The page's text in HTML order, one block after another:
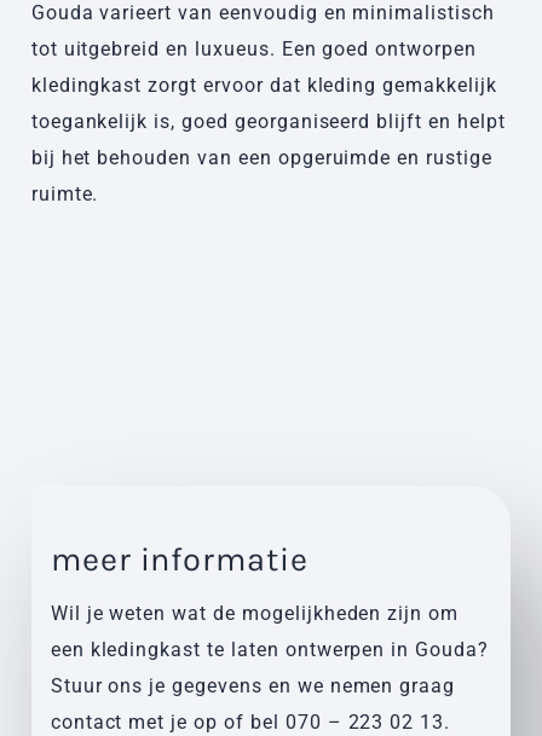
Gouda varieert van eenvoudig en minimalistisch
tot uitgebreid en luxueus. Een goed ontworpen
kledingkast zorgt ervoor dat kleding gemakkelijk
toegankelijk is, goed georganiseerd blijft en helpt
bij het behouden van een opgeruimde en rustige
ruimte.
meer informatie
Wil je weten wat de mogelijkheden zijn om
een kledingkast te laten ontwerpen in Gouda?
Stuur ons je gegevens en we nemen graag
contact met je op of bel 070 – 223 02 13.